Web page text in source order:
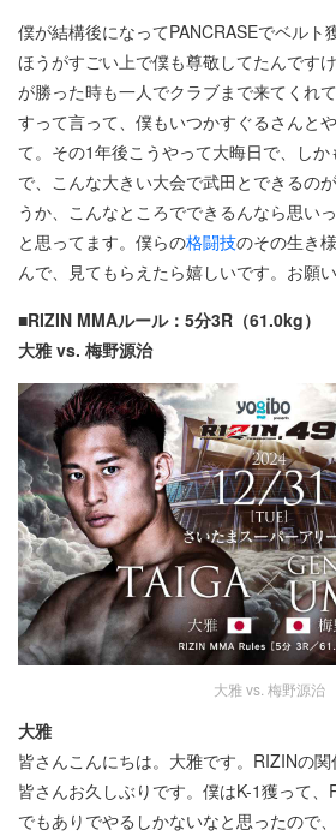
僕が結構後になってPANCRASEでベルト
ほうがすごい上で僕も尊敬してたんです
が勝った時も一人でクラブまで来てくれ
すって言って、僕もいつかすぐるさんと
て。その1年後こうやって大晦日で、し
で、こんな大きい大会で武田とできるの
うか、こんなところでできるんなら思い
と思ってます。僕らの格闘技のその生き
んで、見てもらえたら嬉しいです。お願い
■RIZIN MMAルール：5分3R（61.0kg）
大雅 vs. 梅野源治
大雅 vs. 梅野源治
大雅
皆さんこんにちは。大雅です。RIZINの
皆さんお久しぶりです。僕はK-1獲って
でもありでやるしかないなと思ったので